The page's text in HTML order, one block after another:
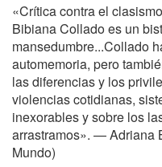
«Crítica contra el
Bibiana Collado es un
mansedumbre...Collado
automemoria, pero
las diferencias y los
violencias cotidianas,
inexorables y sobre los
arrastramos». — Adriana
Mundo)